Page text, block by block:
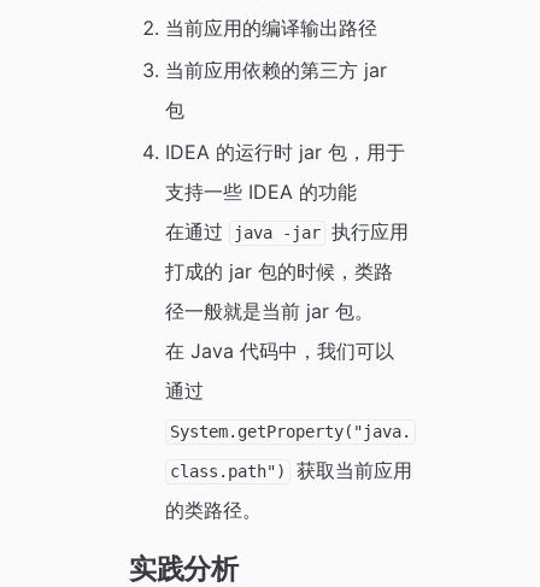
当前应用的编译输出路径
当前应用依赖的第三方 jar
包
IDEA 的运行时 jar 包，用于
支持一些 IDEA 的功能
在通过
java -jar 执行应用
打成的 jar 包的时候，类路
径一般就是当前 jar 包。
在 Java 代码中，我们可以
通过
System.getProperty("java.
class.path")
获取当前应用
的类路径。
实践分析